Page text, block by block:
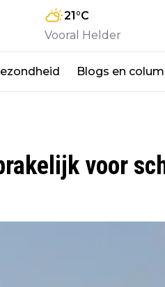
21°C
Vooral Helder
Blogs en
voor